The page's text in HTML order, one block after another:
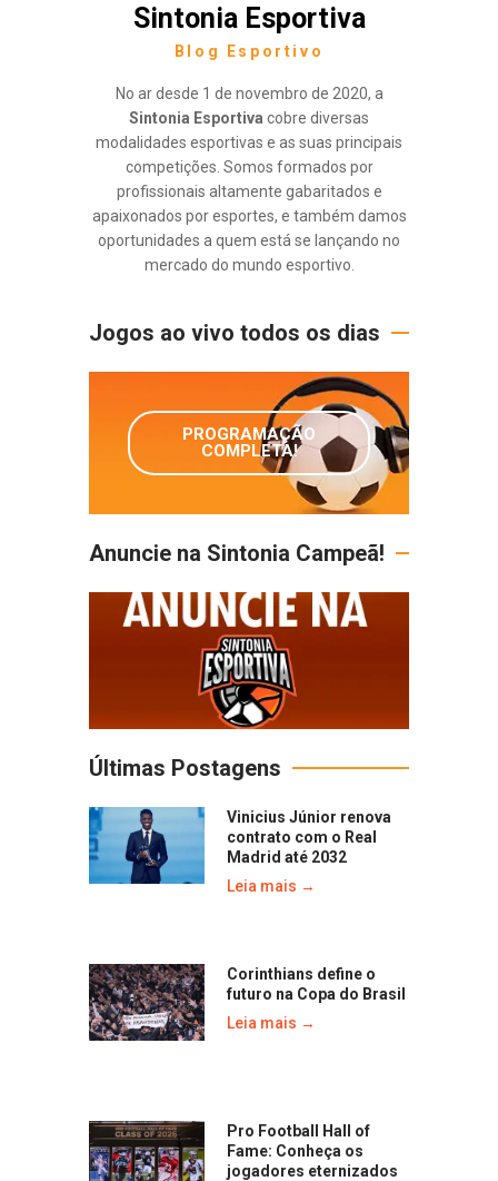
Sintonia Esportiva
Blog Esportivo
No ar desde 1 de novembro de 2020, a
Sintonia Esportiva cobre diversas
modalidades esportivas e as suas principais
competições. Somos formados por
profissionais altamente gabaritados e
apaixonados por esportes, e também damos
oportunidades a quem está se lançando no
mercado do mundo esportivo.
Jogos ao vivo todos os dias
PROGRAMAÇÃO
COMPLETA!
Anuncie na Sintonia Campeã!
Últimas Postagens
Vinicius Júnior renova
contrato com o Real
Madrid até 2032
Leia mais →
Corinthians define o
futuro na Copa do Brasil
Leia mais →
Pro Football Hall of
Fame: Conheça os
jogadores eternizados